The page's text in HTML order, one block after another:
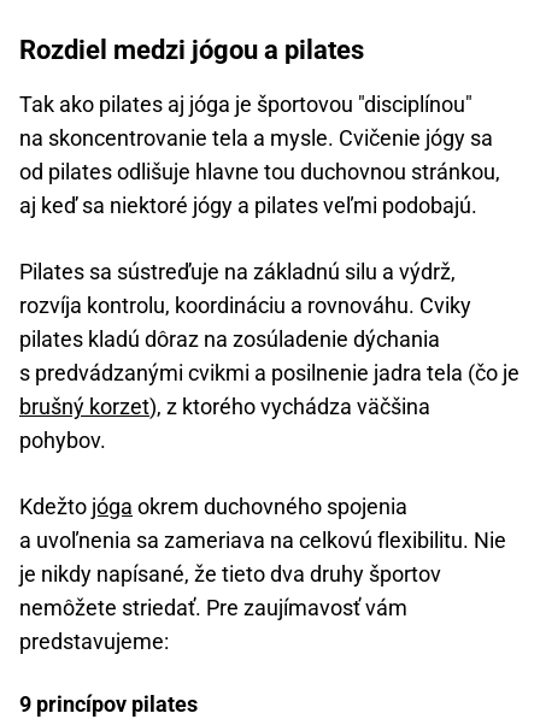
Rozdiel medzi jógou a pilates
Tak ako pilates aj jóga je športovou "disciplínou"
na skoncentrovanie tela a mysle. Cvičenie jógy sa
od pilates odlišuje hlavne tou duchovnou stránkou,
aj keď sa niektoré jógy a pilates veľmi podobajú.
Pilates sa sústreďuje na základnú silu a výdrž,
rozvíja kontrolu, koordináciu a rovnováhu. Cviky
pilates kladú dôraz na zosúladenie dýchania
s predvádzanými cvikmi a posilnenie jadra tela (čo je
brušný korzet), z ktorého vychádza väčšina
pohybov.
Kdežto jóga okrem duchovného spojenia
a uvoľnenia sa zameriava na celkovú flexibilitu. Nie
je nikdy napísané, že tieto dva druhy športov
nemôžete striedať. Pre zaujímavosť vám
predstavujeme:
9 princípov pilates